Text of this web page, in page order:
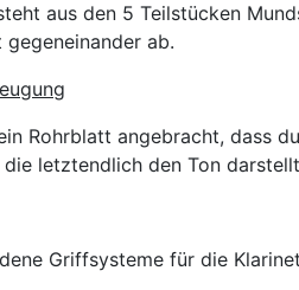
aus den 5 Teilstücken
ab.
Rohrblatt angebracht, dass
letztendlich den Ton
Griffsysteme für die